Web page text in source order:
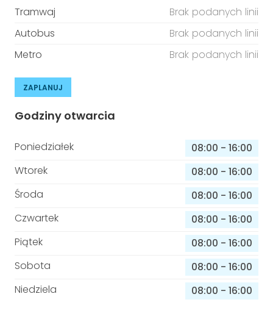
Tramwaj
Brak podanych linii
Autobus
Brak podanych linii
Metro
Brak podanych linii
ZAPLANUJ
Godziny otwarcia
Poniedziałek 08:00 - 16:00
Wtorek
08:00 - 16:00
Środa
08:00 - 16:00
Czwartek
08:00 - 16:00
Piątek
08:00 - 16:00
Sobota
08:00 - 16:00
Niedziela
08:00 - 16:00